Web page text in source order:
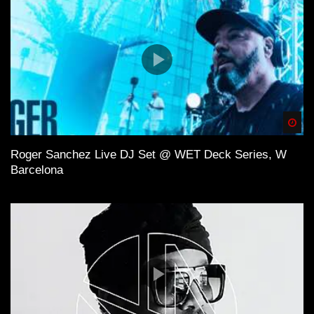
Quellen der Inspiration
SZIGET Festival
Elektronische Musik
DJ
Live Act
Musikfestival
Steve Angello
Swedish House Mafia
Roger Sanchez Live DJ Set @ WET Deck Series, W
Barcelona